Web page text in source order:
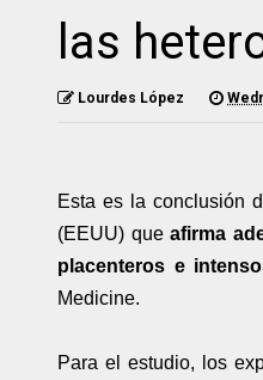
las
Lourdes López
Esta es la conclusión
(EEUU) queafirma
placenteros e
Medicine.
Para el estudio, los